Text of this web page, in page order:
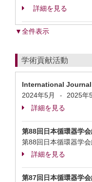
詳細を見る
▼全件表示
学術貢献活動
International
2024年5月 -
2025年
詳細を見る
第88回日本循環器学
第88回日本循環器学
詳細を見る
第87回日本循環器学